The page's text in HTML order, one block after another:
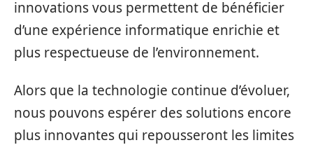
innovations vous permettent de bénéficier
d’une expérience informatique enrichie et
plus respectueuse de l’environnement.
Alors que la technologie continue d’évoluer,
nous pouvons espérer des solutions encore
plus innovantes qui repousseront les limites